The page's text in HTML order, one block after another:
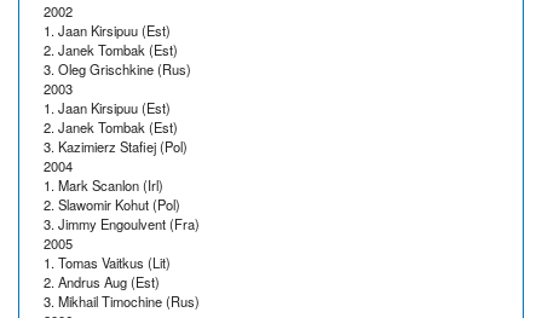
CALENDARIO
OSCAR
ALBI D'ORO
NEWSLETTER
2002
1. Jaan Kirsipuu (Est)
2. Janek Tombak (Est)
3. Oleg Grischkine (Rus)
2003
1. Jaan Kirsipuu (Est)
2. Janek Tombak (Est)
3. Kazimierz Stafiej (Pol)
2004
1. Mark Scanlon (Irl)
2. Slawomir Kohut (Pol)
3. Jimmy Engoulvent (Fra)
2005
1. Tomas Vaitkus (Lit)
2. Andrus Aug (Est)
3. Mikhail Timochine (Rus)